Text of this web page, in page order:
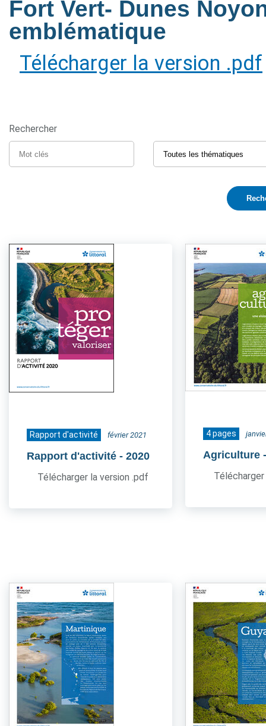
Fort Vert- Dunes
emblématique
Télécharger la version .pdf
Rechercher
Rapport d'activité février 2021
Rapport d'activité - 2020
Télécharger la version .pdf
4 pages
Agriculture